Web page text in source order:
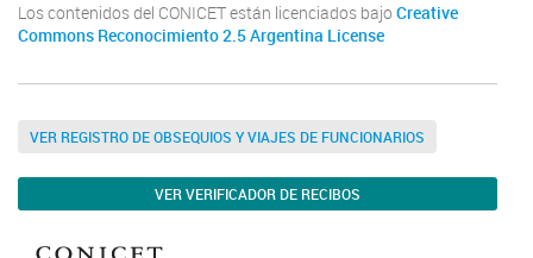
Los contenidos del CONICET están licenciados bajo Creative
Commons Reconocimiento 2.5 Argentina License
VER REGISTRO DE OBSEQUIOS Y VIAJES DE FUNCIONARIOS
VER VERIFICADOR DE RECIBOS